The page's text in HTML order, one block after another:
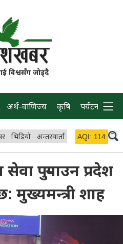
विश्वसँग जोड्दै
अर्थ-वाणिज्य कृषि पर्यटन प्रवास
भिडियो अन्तरवार्ता विचार/ब्लग
AQI: 114
पुर्‍याउन प्रदेश
मुख्यमन्त्री शाह